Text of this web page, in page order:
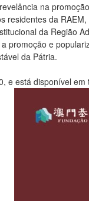
na
residentes da
da Região
promoção e
da Pátria.
e está disponível